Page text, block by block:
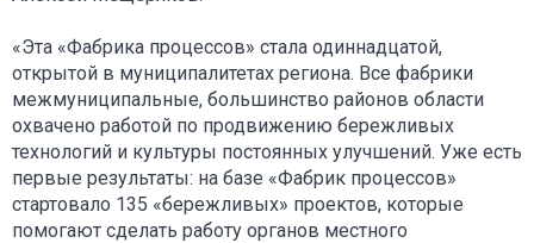
«Эта «Фабрика процессов» стала одиннадцатой,
открытой в муниципалитетах региона. Все фабрики
межмуниципальные, большинство районов области
охвачено работой по продвижению бережливых
технологий и культуры постоянных улучшений. Уже есть
первые результаты: на базе «Фабрик процессов»
стартовало 135 «бережливых» проектов, которые
помогают сделать работу органов местного